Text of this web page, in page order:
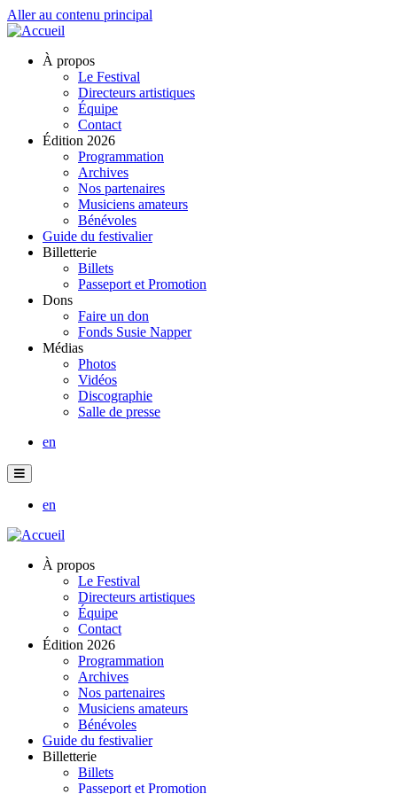
Aller au contenu principal
À propos
Le Festival
Directeurs artistiques
Équipe
Contact
Édition 2026
Programmation
Archives
Nos partenaires
Musiciens amateurs
Bénévoles
Guide du festivalier
Billetterie
Billets
Passeport et Promotion
Dons
Faire un don
Fonds Susie Napper
Médias
Photos
Vidéos
Discographie
Salle de presse
en
en
À propos
Le Festival
Directeurs artistiques
Équipe
Contact
Édition 2026
Programmation
Archives
Nos partenaires
Musiciens amateurs
Bénévoles
Guide du festivalier
Billetterie
Billets
Passeport et Promotion